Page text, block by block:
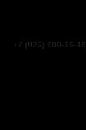
+7 (929) 600-16-16